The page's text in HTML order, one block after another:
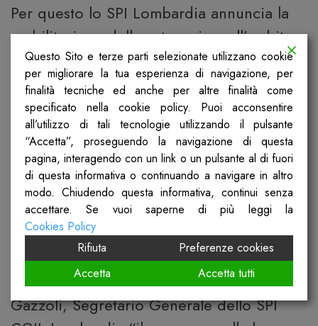
Per questo lo SPI Lombardia annuncia la
mobilitazione della categoria: nell’ambito
del più ampio programma nazionale, che
prevede manifestazioni in tutta Italia dal 28
al 31 ottobre, i pensionati lombardi
scenderanno in piazza, nello specifico San
Babila, a Milano, mercoledì 30 ottobre, a
partire dalle 9:30.
“Vogliamo difendere le pensioni, chiedere
un fisco più equo, una vera legge sulla
non autosufficienza e una sanità pubblica
degna di questo nome” commenta Daniele
Gazzoli, Segretario Generale dello SPI
Questo Sito e terze parti selezionate utilizzano cookie
per migliorare la tua esperienza di navigazione, per
finalità tecniche ed anche per altre finalità come
specificato nella cookie policy. Puoi acconsentire
all’utilizzo di tali tecnologie utilizzando il pulsante
“Accetta”, proseguendo la navigazione di questa
pagina, interagendo con un link o un pulsante al di fuori
di questa informativa o continuando a navigare in altro
modo. Chiudendo questa informativa, continui senza
accettare. Se vuoi saperne di più leggi la
Cookies Policy
Rifiuta
Preferenze cookies
Accetta
Accetta tutti